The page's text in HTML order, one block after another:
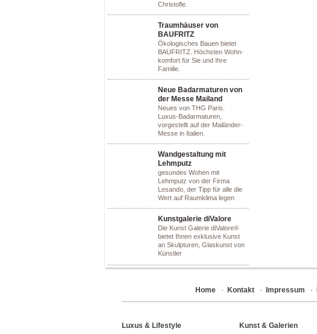
Christofle.
Traumhäuser von
BAUFRITZ
Ökologisches Bauen bietet
BAUFRITZ. Höchsten Wohn-
komfort für Sie und Ihre
Familie.
Neue Badarmaturen von
der Messe Mailand
Neues von THG Paris.
Luxus-Badarmaturen,
vorgestellt auf der Mailänder-
Messe in Italien.
Wandgestaltung mit
Lehmputz
gesundes Wohen mit
Lehmputz von der Firma
Lesando, der Tipp für alle die
Wert auf Raumklima legen
Kunstgalerie diValore
Die Kunst Galerie diValore®
bietet Ihnen exklusive Kunst
an Skulpturen, Glaskunst von
Künstler
Home · Kontakt · Impressum ·
Luxus & Lifestyle Kunst & Galerien